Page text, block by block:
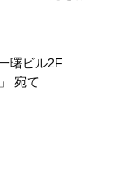
曙ビル2F
宛て